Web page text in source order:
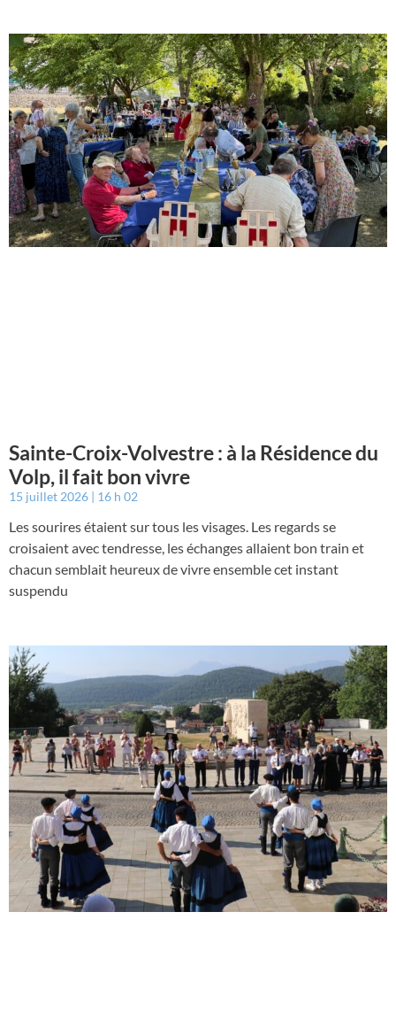
Sainte-Croix-Volvestre : à la Résidence du
Volp, il fait bon vivre
15 juillet 2026 16 h 02
Les sourires étaient sur tous les visages. Les regards se
croisaient avec tendresse, les échanges allaient bon train et
chacun semblait heureux de vivre ensemble cet instant
suspendu